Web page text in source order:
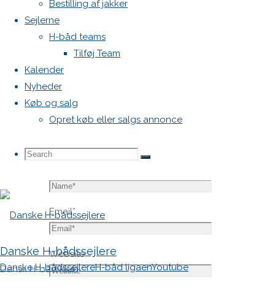
Bestilling af jakker
Sejlerne
H-båd teams
Tilføj Team
Kalender
Nyheder
Køb og salg
Opret køb eller salgs annonce
Search
Search
Search
Danske H-bådssejlere
Dansk H-båd klub
Danske H-bådssejlereH-båd ligaenYoutube
markeret
med*
Comment
Email*
Website